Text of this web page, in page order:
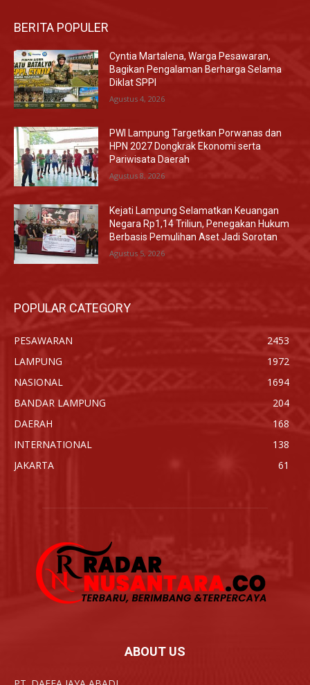
BERITA POPULER
Cyntia Martalena, Warga Pesawaran,
Bagikan Pengalaman Berharga Selama
Diklat SPPI
Agustus 4, 2026
PWI Lampung Targetkan Porwanas dan
HPN 2027 Dongkrak Ekonomi serta
Pariwisata Daerah
Agustus 8, 2026
Kejati Lampung Selamatkan Keuangan
Negara Rp1,14 Triliun, Penegakan Hukum
Berbasis Pemulihan Aset Jadi Sorotan
Agustus 5, 2026
POPULAR CATEGORY
PESAWARAN
2453
LAMPUNG
1972
NASIONAL
1694
BANDAR LAMPUNG
204
DAERAH
168
INTERNATIONAL
138
JAKARTA
61
ABOUT US